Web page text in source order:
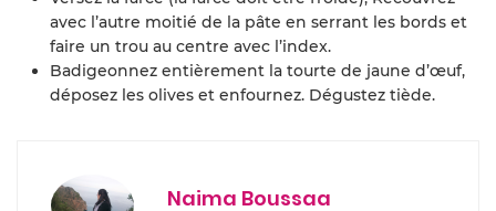
avec l’autre moitié de la pâte en serrant les bords et
faire un trou au centre avec l’index.
Badigeonnez entièrement la tourte de jaune d’œuf,
déposez les olives et enfournez. Dégustez tiède.
Naima Boussaa